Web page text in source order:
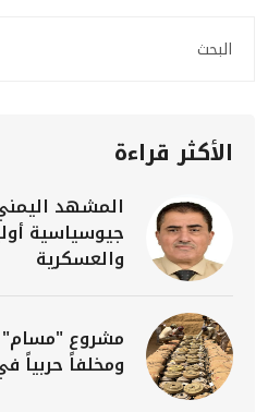
الأكثر قراءة
المشهد
جيوسياسية
والعسكرية
ومخلفاً حربياً